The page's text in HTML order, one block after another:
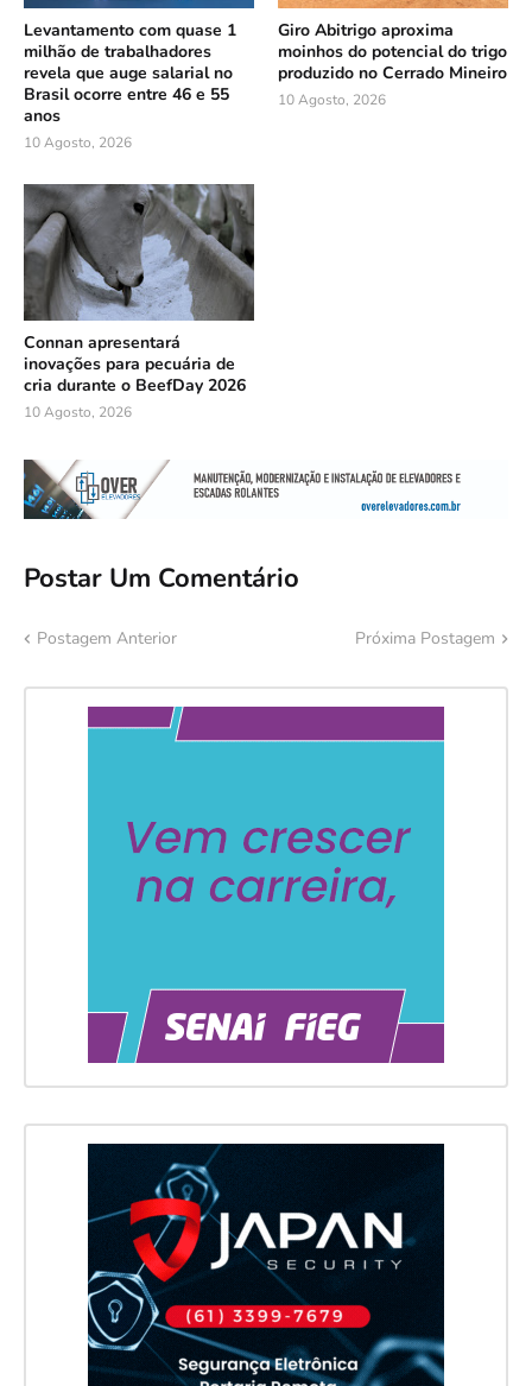
Levantamento com quase 1
milhão de trabalhadores
revela que auge salarial no
Brasil ocorre entre 46 e 55
anos
10 Agosto, 2026
Giro Abitrigo aproxima
moinhos do potencial do trigo
produzido no Cerrado Mineiro
10 Agosto, 2026
Connan apresentará
inovações para pecuária de
cria durante o BeefDay 2026
10 Agosto, 2026
Postar Um Comentário
Postagem Anterior Próxima Postagem